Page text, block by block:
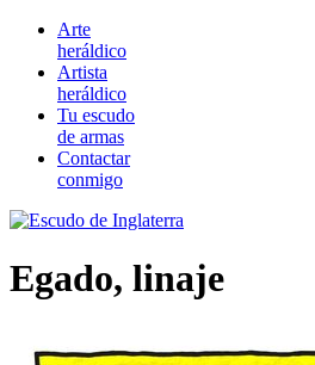
Arte
heráldico
Artista
heráldico
Tu escudo
de armas
Contactar
conmigo
Egado, linaje